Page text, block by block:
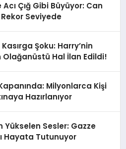
Acı Çığ Gibi Büyüyor: Can
Rekor Seviyede
Şoku: Harry’nin
Olağanüstü Hal İlan Edildi!
Milyonlarca Kişi
Hazırlanıyor
Yükselen Sesler: Gazze
Hayata Tutunuyor